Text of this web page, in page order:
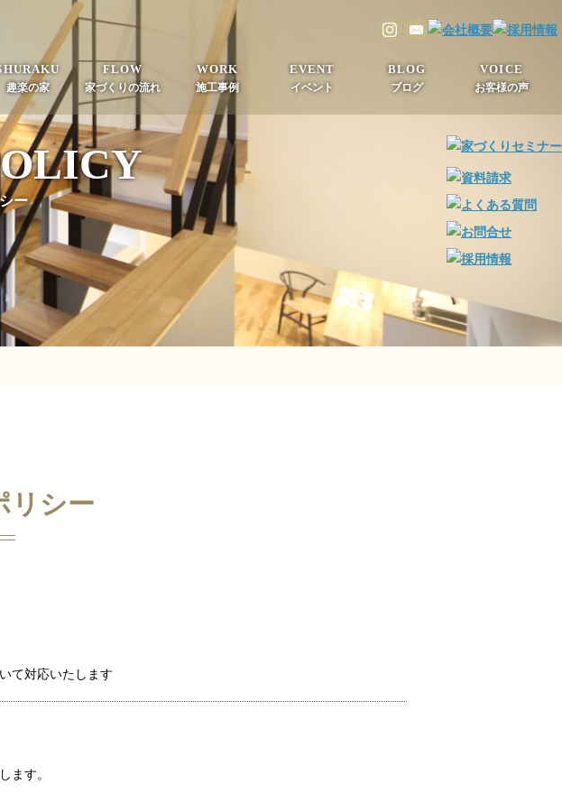
趣楽の家
FLOW
家づくりの流れ
WORK
施工事例
EVENT
イベント
BLOG
ブログ
VOICE
お客様の声
ー
リシー
て対応いたします
ます。